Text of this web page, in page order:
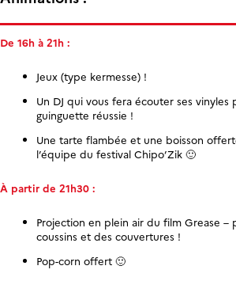
De 16h à 21h :
Jeux (type kermesse) !
Un DJ qui vous fera écouter ses vinyles
guinguette réussie !
Une tarte flambée et une boisson
l’équipe du festival Chipo’Zik 🙂
À partir de 21h30 :
Projection en plein air du film Grease –
coussins et des couvertures !
Pop-corn offert 🙂